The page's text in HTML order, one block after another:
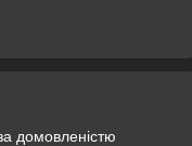
домовленістю